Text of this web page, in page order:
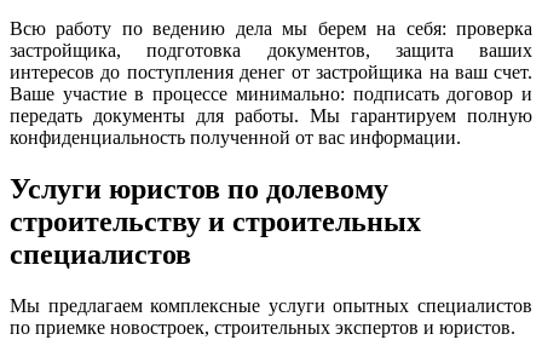
Всю работу по ведению дела мы берем на себя: проверка
застройщика, подготовка документов, защита ваших
интересов до поступления денег от застройщика на ваш счет.
Ваше участие в процессе минимально: подписать договор и
передать документы для работы. Мы гарантируем полную
конфиденциальность полученной от вас информации.
Услуги юристов по долевому
строительству и строительных
специалистов
Мы предлагаем комплексные услуги опытных специалистов
по приемке новостроек, строительных экспертов и юристов.